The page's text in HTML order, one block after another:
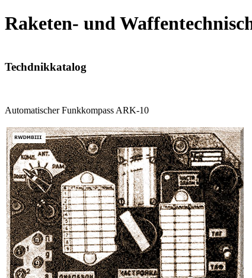
Raketen- und
Techdnikkatalog
Automatischer Funkkompass ARK-10